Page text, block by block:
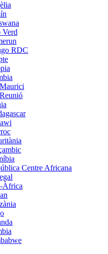
Verd
RDC
Centre Africana
Àfrica